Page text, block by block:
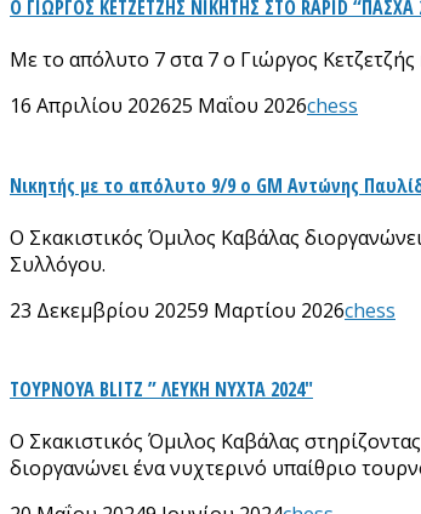
Ο ΓΙΩΡΓΟΣ ΚΕΤΖΕΤΖΗΣ ΝΙΚΗΤΗΣ ΣΤΟ RAPID “ΠΑΣΧΑ
Με το απόλυτο 7 στα 7 ο Γιώργος
16 Απριλίου 202625 Μαΐου 2026chess
Νικητής με το απόλυτο 9/9 ο GM Αντώνης
Ο Σκακιστικός Όμιλος Καβάλας
Συλλόγου.
23 Δεκεμβρίου 20259 Μαρτίου 2026chess
ΤΟΥΡΝΟΥΑ BLITZ ” ΛΕΥΚΗ ΝΥΧΤΑ 2024″
Ο Σκακιστικός Όμιλος Καβάλας
διοργανώνει ένα νυχτερινό υπαίθριο